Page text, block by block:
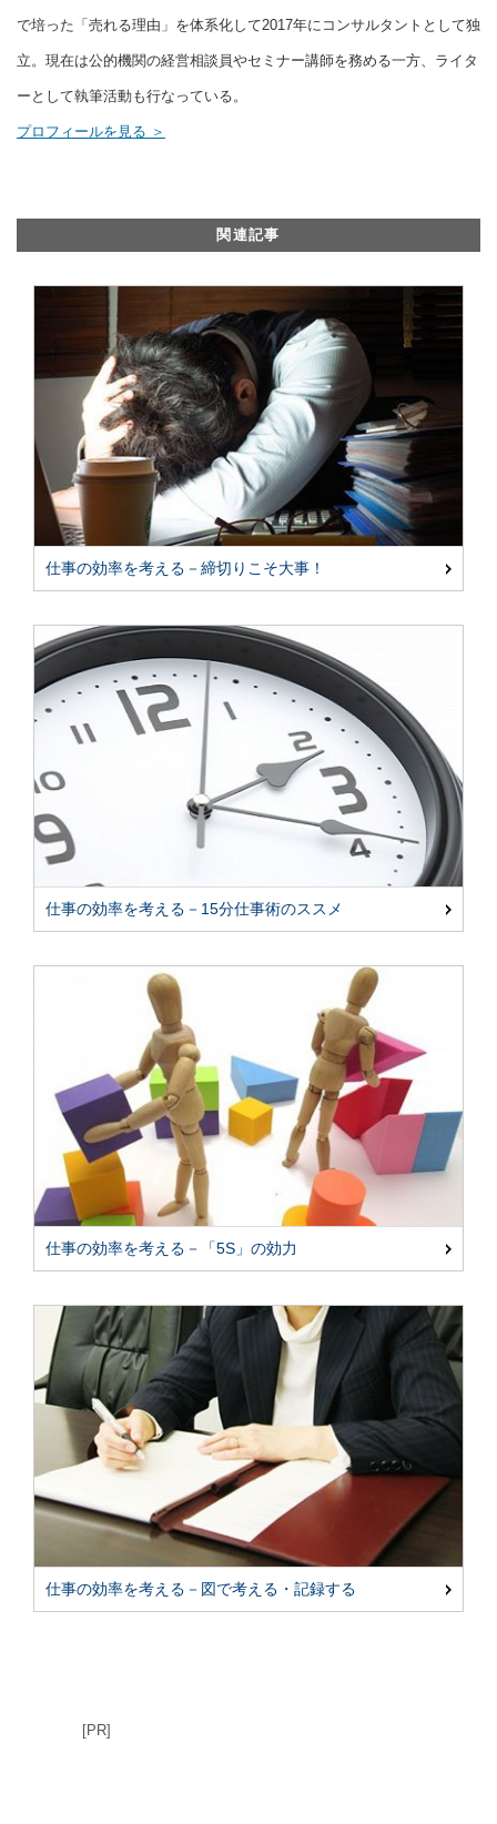
で培った「売れる理由」を体系化して2017年にコンサルタントとして独
立。現在は公的機関の経営相談員やセミナー講師を務める一方、ライタ
ーとして執筆活動も行なっている。
プロフィールを見る ＞
関連記事
仕事の効率を考える－締切りこそ大事！
仕事の効率を考える－15分仕事術のススメ
仕事の効率を考える－「5S」の効力
仕事の効率を考える－図で考える・記録する
[PR]